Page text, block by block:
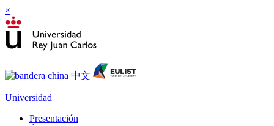
×
Universidad
Presentación